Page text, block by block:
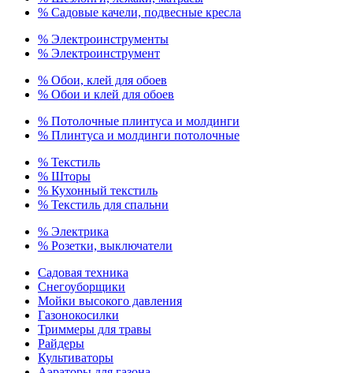
% Садовые качели, подвесные кресла
% Электроинструменты
% Электроинструмент
% Обои, клей для обоев
% Обои и клей для обоев
% Потолочные плинтуса и молдинги
% Плинтуса и молдинги потолочные
% Текстиль
% Шторы
% Кухонный текстиль
% Текстиль для спальни
% Электрика
% Розетки, выключатели
Садовая техника
Снегоуборщики
Мойки высокого давления
Газонокосилки
Триммеры для травы
Райдеры
Культиваторы